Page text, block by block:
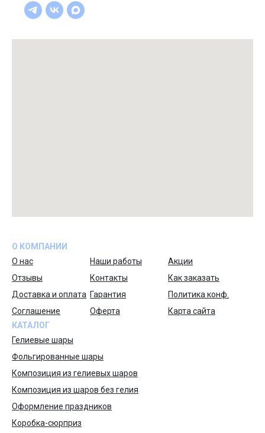
О КОМПАНИИ
О нас
Наши работы
Акции
Отзывы
Контакты
Как заказать
Доставка и оплата Гарантия
Политика конф.
Соглашение
Оферта
Карта сайта
КАТАЛОГ
Гелиевые шары
Фольгированные шары
Композиция из гелиевых шаров
Композиция из шаров без гелия
Оформление праздников
Коробка-сюрприз